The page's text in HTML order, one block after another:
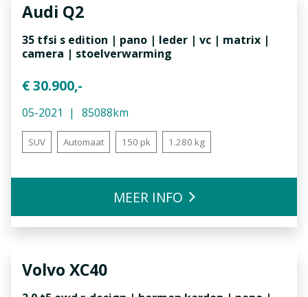
Audi Q2
35 tfsi s edition | pano | leder | vc | matrix |
camera | stoelverwarming
€ 30.900,-
05-2021 85088km
SUV Automaat 150 pk 1.280 kg
MEER INFO
Volvo XC40